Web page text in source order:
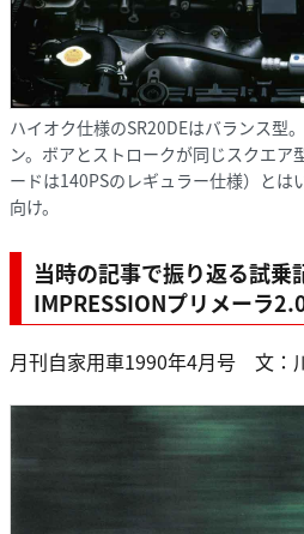
ハイオク仕様のSR20DEはバランス型
ン。ボアとストロークが同じスクエア
ードは140PSのレギュラー仕様）とは
向け。
当時の記事で振り返る試乗
IMPRESSIONプリメーラ
月刊自家用車1990年4月号 文：